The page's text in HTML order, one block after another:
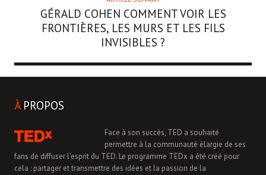
GÉRALD COHEN COMMENT VOIR LES
FRONTIÈRES, LES MURS ET LES FILS
INVISIBLES ?
ÀPROPOS
Face à son succès, TED a souhaité
permettre à la communauté élargie de ses
fans de diffuser l’esprit du TED. Le programme TEDx a été créé pour
cela : partager et transmettre des idées et la passion de la